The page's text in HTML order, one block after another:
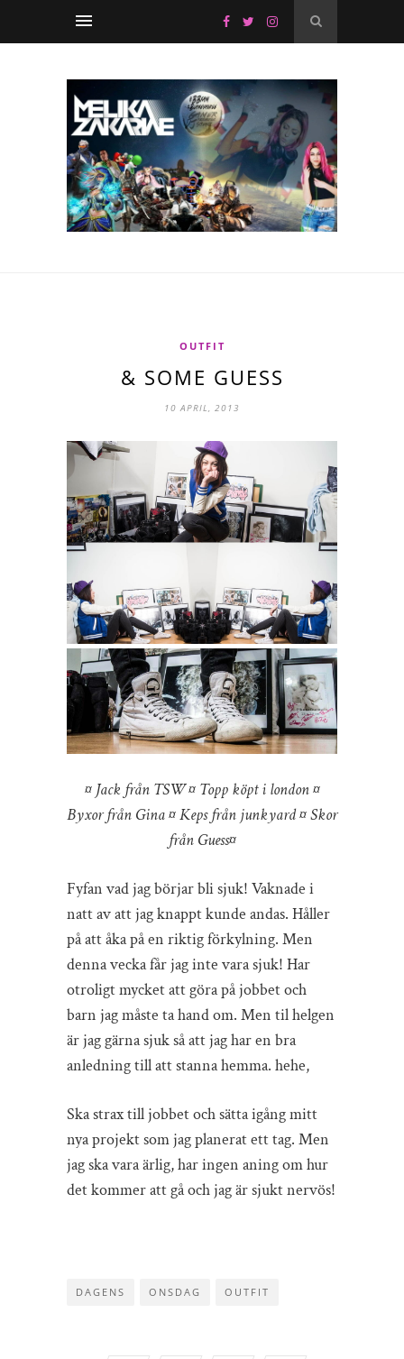
OUTFIT
& SOME GUESS
10 APRIL, 2013
¤ Jack från TSW ¤ Topp köpt i london ¤
Byxor från Gina ¤ Keps från junkyard ¤ Skor
från Guess¤
Fyfan vad jag börjar bli sjuk! Vaknade i
natt av att jag knappt kunde andas. Håller
på att åka på en riktig förkylning. Men
denna vecka får jag inte vara sjuk! Har
otroligt mycket att göra på jobbet och
barn jag måste ta hand om. Men til helgen
är jag gärna sjuk så att jag har en bra
anledning till att stanna hemma. hehe,
Ska strax till jobbet och sätta igång mitt
nya projekt som jag planerat ett tag. Men
jag ska vara ärlig, har ingen aning om hur
det kommer att gå och jag är sjukt nervös!
DAGENS ONSDAG OUTFIT